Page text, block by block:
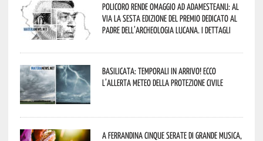
Policoro rende omaggio ad Adamesteanu: al
via la sesta edizione del Premio dedicato al
padre dell’archeologia lucana. I dettagli
Basilicata: temporali in arrivo! Ecco
l’allerta meteo della Protezione civile
A Ferrandina cinque serate di grande musica,